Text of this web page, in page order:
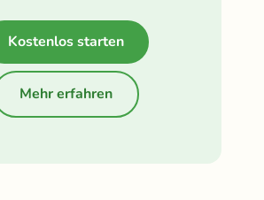
Kostenlos starten
Mehr erfahren